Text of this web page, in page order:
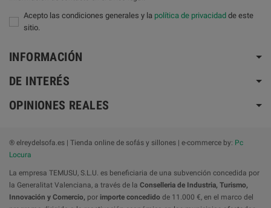
Acepto las condiciones generales y la política de privacidad de este
sitio.
INFORMACIÓN
DE INTERÉS
OPINIONES REALES
® elreydelsofa.es | Tienda online de sofás y sillones | e-commerce by: Pc
Locura
La empresa TEMUSU, S.L.U. es beneficiaria de una subvención concedida por
la Generalitat Valenciana, a través de la Conselleria de Industria, Turismo,
Innovación y Comercio, por importe concedido de 11.000 €, en el marco del